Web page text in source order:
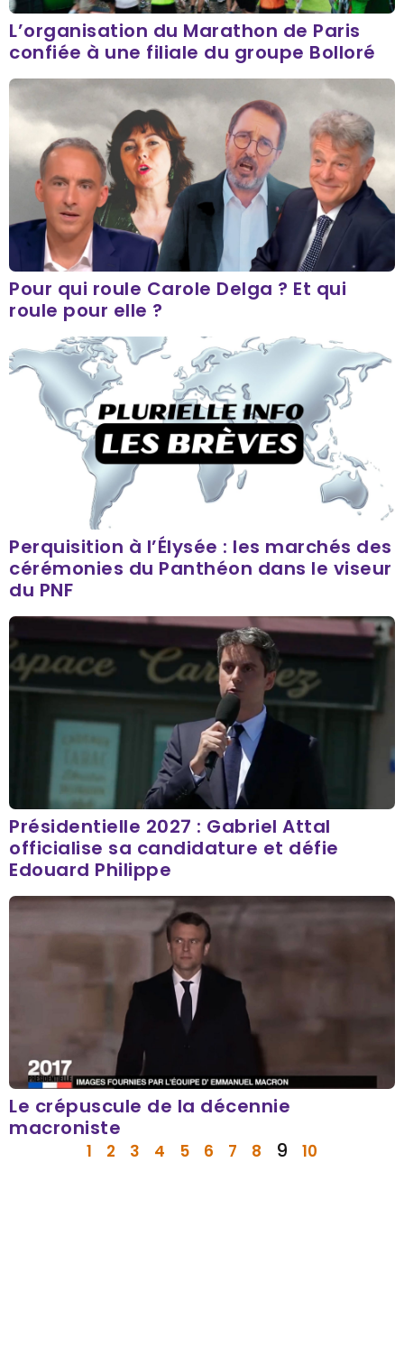
L’organisation du Marathon de Paris
confiée à une filiale du groupe Bolloré
Pour qui roule Carole Delga ? Et qui
roule pour elle ?
Perquisition à l’Élysée : les marchés des
cérémonies du Panthéon dans le viseur
du PNF
Présidentielle 2027 : Gabriel Attal
officialise sa candidature et défie
Edouard Philippe
Le crépuscule de la décennie
macroniste
1 2 3 4 5 6 7 8 9 10